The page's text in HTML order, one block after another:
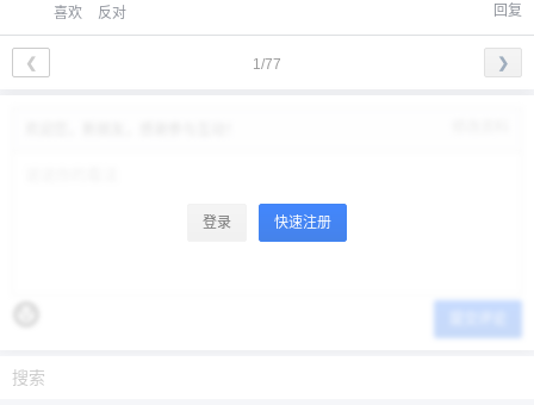
喜欢 反对 回复
1/77
❮ ❯
登录 快速注册